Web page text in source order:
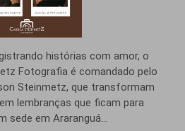
histórias com amor, o
Fotografia é comandado pelo
Steinmetz, que transformam
lembranças que ficam para
sede em Araranguá...